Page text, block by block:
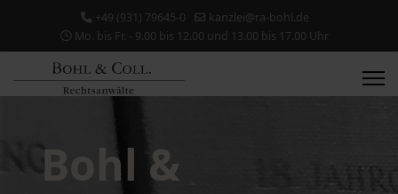
+49 (931) 79645-0
kanzlei@ra-bohl.de
Mo. bis Fr. - 9.00 bis 12.00 und 13.00 bis 17.00 Uhr
Bohl &